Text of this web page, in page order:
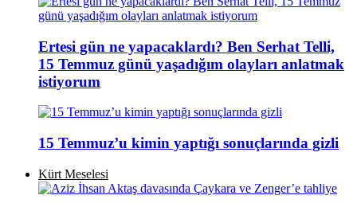
Ertesi gün ne yapacaklardı? Ben Serhat Telli,
15 Temmuz günü yaşadığım olayları anlatmak
istiyorum
15 Temmuz’u kimin yaptığı sonuçlarında gizli
Kürt Meselesi